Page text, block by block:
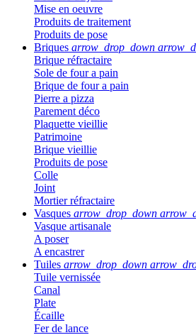
Mise en oeuvre
Produits de traitement
Produits de pose
Briques arrow_drop_down
Brique réfractaire
Sole de four a pain
Brique de four a pain
Pierre a pizza
Parement déco
Plaquette vieillie
Patrimoine
Brique vieillie
Produits de pose
Colle
Joint
Mortier réfractaire
Vasques arrow_drop_down
Vasque artisanale
A poser
A encastrer
Tuiles arrow_drop_down
Tuile vernissée
Canal
Plate
Écaille
Fer de lance